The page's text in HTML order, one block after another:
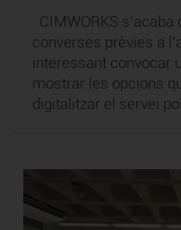
CIMWORKS s’acaba
converses prèvies a
interessant convocar
mostrar les opcions
digitalitzar el servei